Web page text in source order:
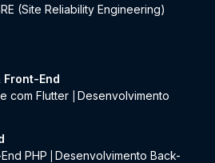
(Site Reliability Engineering)
End
com Flutter
Desenvolvimento
PHP
Desenvolvimento Back-